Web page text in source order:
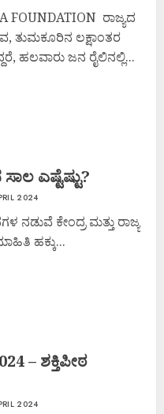
FOUNDATION ರಾಜ್ಯದ
ತುಮಕೂರಿನ ಲಕ್ಷಾಂತರ
ಹಲವಾರು ಜನ ರೈಲಿನಲ್ಲಿ...
ಎಷ್ಟೆಷ್ಟು?
2024
ನಡುವೆ ಕೇಂದ್ರ ಮತ್ತು ರಾಜ್ಯ
ಹಕ್ಕು...
– ಶಕ್ತಿಪೀಠ
2024